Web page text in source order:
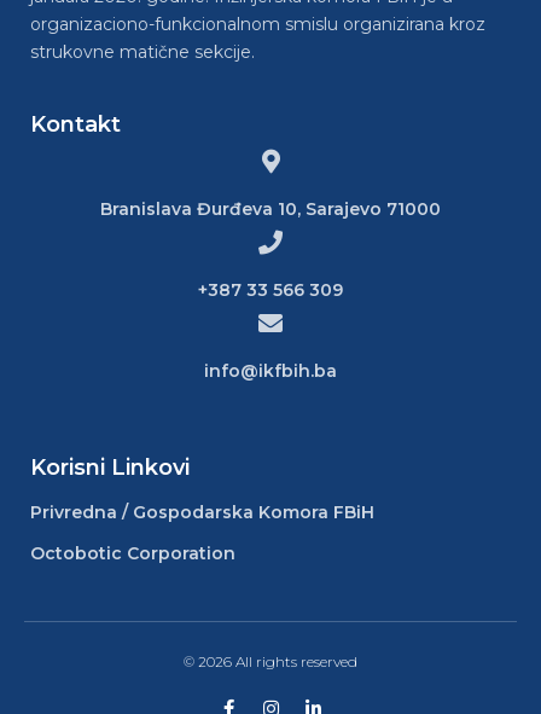
organizaciono-funkcionalnom smislu organizirana kroz
strukovne matične sekcije.
Kontakt
Branislava Đurđeva 10, Sarajevo 71000
+387 33 566 309
info@ikfbih.ba
Korisni Linkovi
Privredna / Gospodarska Komora FBiH
Octobotic Corporation
© 2026 All rights reserved